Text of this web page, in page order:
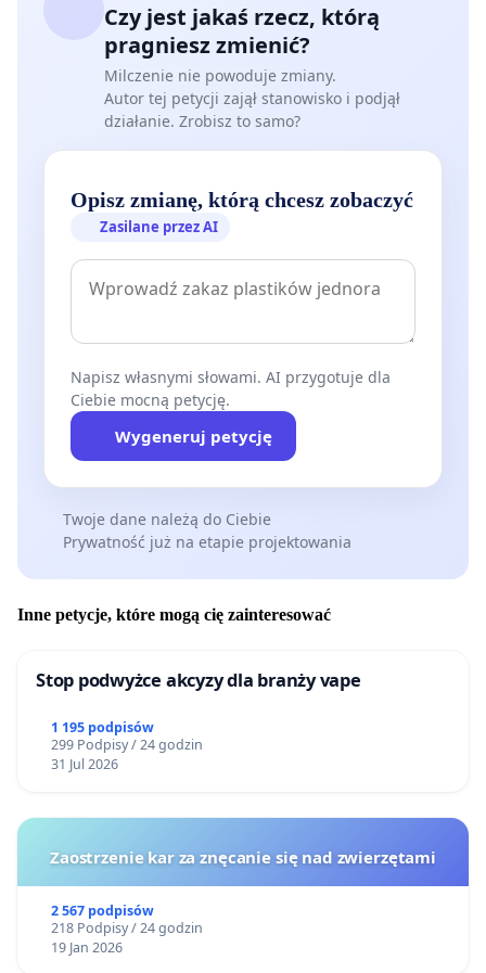
Czy jest jakaś rzecz, którą
pragniesz zmienić?
Milczenie nie powoduje zmiany.
Autor tej petycji zajął stanowisko i podjął
działanie. Zrobisz to samo?
Opisz zmianę, którą chcesz zobaczyć
Zasilane przez AI
Napisz własnymi słowami. AI przygotuje dla
Ciebie mocną petycję.
Wygeneruj petycję
Twoje dane należą do Ciebie
Prywatność już na etapie projektowania
Inne petycje, które mogą cię zainteresować
Stop podwyżce akcyzy dla branży vape
1 195 podpisów
299 Podpisy / 24 godzin
31 Jul 2026
Zaostrzenie kar za znęcanie się nad zwierzętami
2 567 podpisów
218 Podpisy / 24 godzin
19 Jan 2026